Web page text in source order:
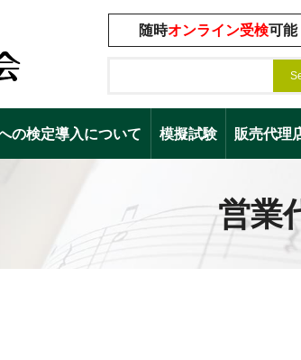
随時オンライン受検可能
の検定導入について 模擬試験 販売代理
営業